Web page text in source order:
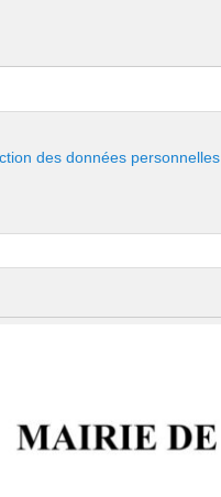
des données personnelles